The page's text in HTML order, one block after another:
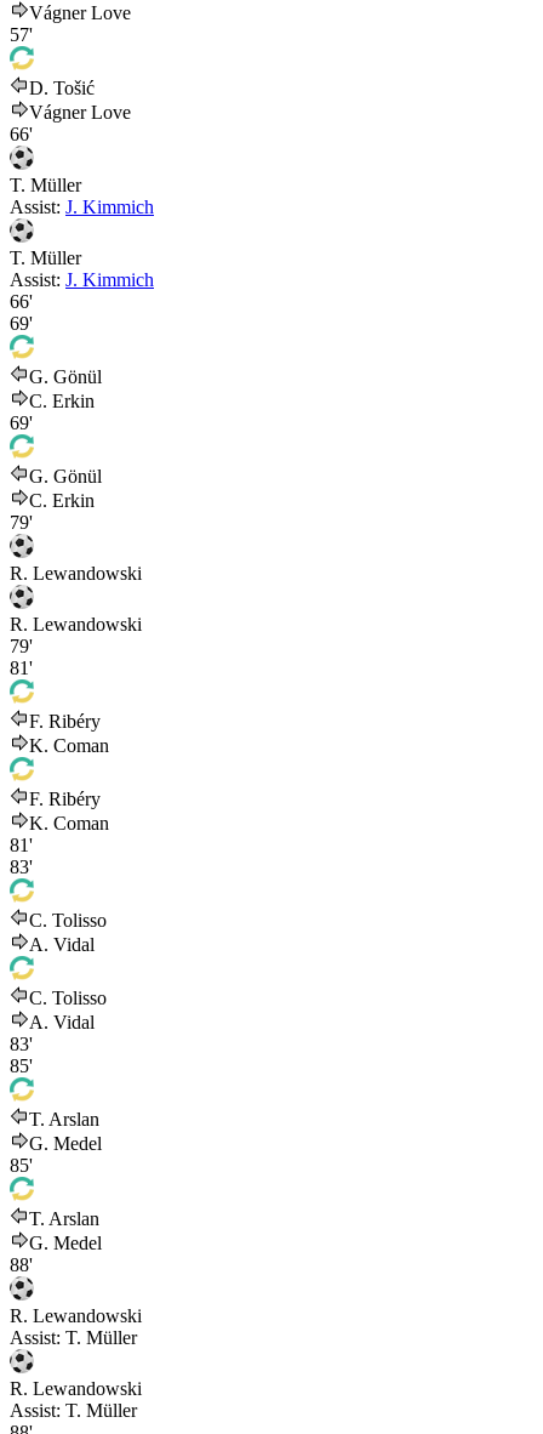
Vágner Love
57'
D. Tošić
Vágner Love
66'
T. Müller
Assist: J. Kimmich
T. Müller
Assist: J. Kimmich
66'
69'
G. Gönül
C. Erkin
69'
G. Gönül
C. Erkin
79'
R. Lewandowski
R. Lewandowski
79'
81'
F. Ribéry
K. Coman
F. Ribéry
K. Coman
81'
83'
C. Tolisso
A. Vidal
C. Tolisso
A. Vidal
83'
85'
T. Arslan
G. Medel
85'
T. Arslan
G. Medel
88'
R. Lewandowski
Assist: T. Müller
R. Lewandowski
Assist: T. Müller